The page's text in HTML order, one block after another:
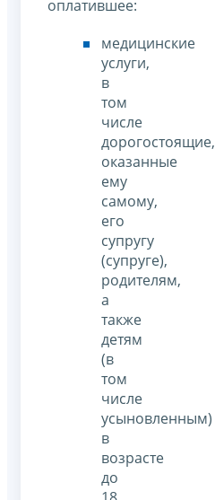
оплатившее:
медицинские
услуги,
в
том
числе
дорогостоящие,
оказанные
ему
самому,
его
супругу
(супруге),
родителям,
а
также
детям
(в
том
числе
усыновленным)
в
возрасте
до